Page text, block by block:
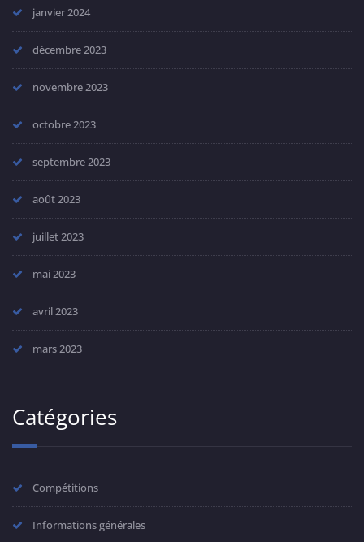
janvier 2024
décembre 2023
novembre 2023
octobre 2023
septembre 2023
août 2023
juillet 2023
mai 2023
avril 2023
mars 2023
Catégories
Compétitions
Informations générales